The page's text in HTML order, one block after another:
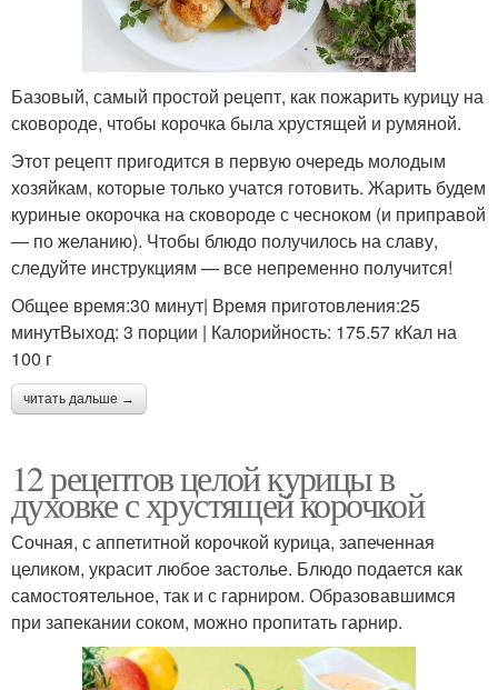
Базовый, самый простой рецепт, как пожарить курицу на
сковороде, чтобы корочка была хрустящей и румяной.
Этот рецепт пригодится в первую очередь молодым
хозяйкам, которые только учатся готовить. Жарить будем
куриные окорочка на сковороде с чесноком (и приправой
— по желанию). Чтобы блюдо получилось на славу,
следуйте инструкциям — все непременно получится!
Общее время:30 минут| Время приготовления:25
минутВыход: 3 порции | Калорийность: 175.57 кКал на
100 г
читать дальше →
12 рецептов целой курицы в
духовке с хрустящей корочкой
Сочная, с аппетитной корочкой курица, запеченная
целиком, украсит любое застолье. Блюдо подается как
самостоятельное, так и с гарниром. Образовавшимся
при запекании соком, можно пропитать гарнир.